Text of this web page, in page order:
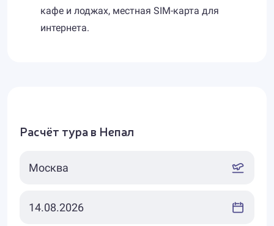
кафе и лоджах, местная SIM-карта для
интернета.
Расчёт тура в Непал